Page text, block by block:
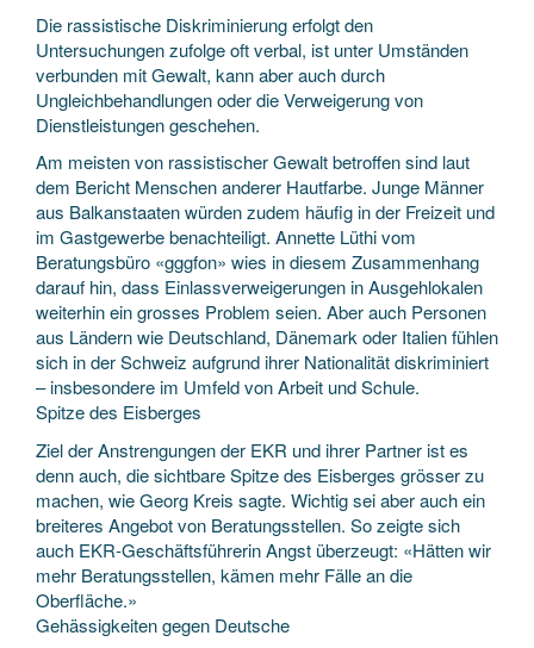
Die rassistische Diskriminierung erfolgt den
Untersuchungen zufolge oft verbal, ist unter Umständen
verbunden mit Gewalt, kann aber auch durch
Ungleichbehandlungen oder die Verweigerung von
Dienstleistungen geschehen.
Am meisten von rassistischer Gewalt betroffen sind laut
dem Bericht Menschen anderer Hautfarbe. Junge Männer
aus Balkanstaaten würden zudem häufig in der Freizeit und
im Gastgewerbe benachteiligt. Annette Lüthi vom
Beratungsbüro «gggfon» wies in diesem Zusammenhang
darauf hin, dass Einlassverweigerungen in Ausgehlokalen
weiterhin ein grosses Problem seien. Aber auch Personen
aus Ländern wie Deutschland, Dänemark oder Italien fühlen
sich in der Schweiz aufgrund ihrer Nationalität diskriminiert
– insbesondere im Umfeld von Arbeit und Schule.
Spitze des Eisberges
Ziel der Anstrengungen der EKR und ihrer Partner ist es
denn auch, die sichtbare Spitze des Eisberges grösser zu
machen, wie Georg Kreis sagte. Wichtig sei aber auch ein
breiteres Angebot von Beratungsstellen. So zeigte sich
auch EKR-Geschäftsführerin Angst überzeugt: «Hätten wir
mehr Beratungsstellen, kämen mehr Fälle an die
Oberfläche.»
Gehässigkeiten gegen Deutsche